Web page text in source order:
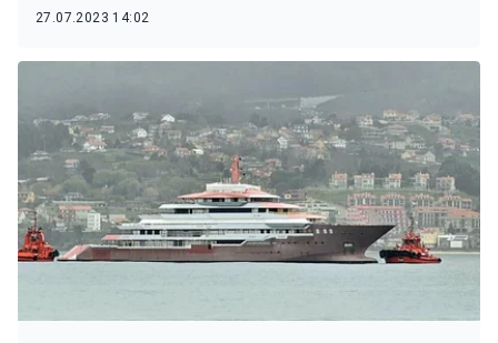
27.07.2023 14:02